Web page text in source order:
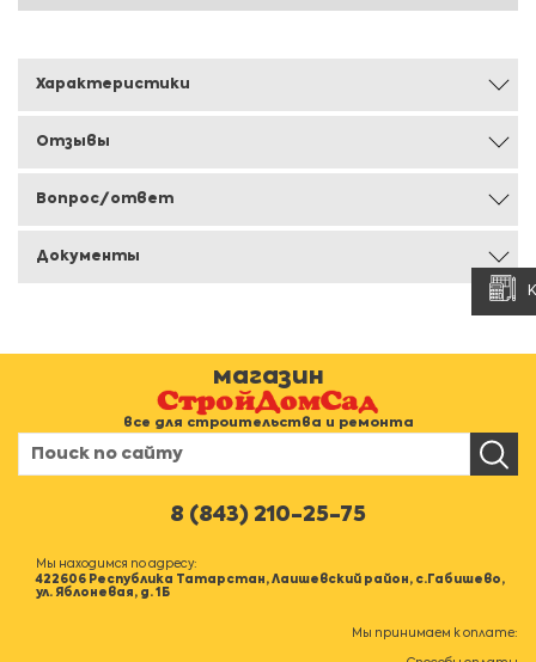
Характеристики
Отзывы
Вопрос/ответ
Документы
магазин
все для строительства и ремонта
8 (843) 210-25-75
Мы находимся по адресу:
422606 Республика Татарстан, Лаишевский район, с.Габишево,
ул. Яблоневая, д. 1Б
Мы принимаем к оплате: